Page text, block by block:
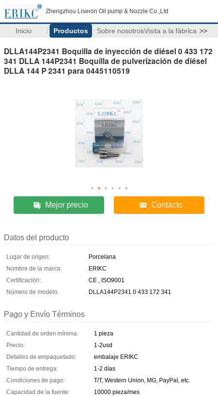
Zhengzhou Liseron Oil pump & Nozzle Co.,Ltd
Inicio Productos Sobre nosotrosVisita a la fábrica >>
DLLA144P2341 Boquilla de inyección de diésel 0 433 172
341 DLLA 144P2341 Boquilla de pulverización de diésel
DLLA 144 P 2341 para 0445110519
Mejor precio Contacto
Datos del producto
Lugar de origen:
Porcelana
Nombre de la marca:
ERIKC
Certificación:
CE , ISO9001
Número de modelo:
DLLA144P2341 0 433 172 341
Pago y Envío Términos
Cantidad de orden mínima:
1 pieza
Precio:
1-2usd
Detalles de empaquetado:
embalaje ERIKC
Tiempo de entrega:
1-2 días
Condiciones de pago:
T/T, Western Union, MG, PayPal, etc.
Capacidad de la fuente:
10000 pieza/mes